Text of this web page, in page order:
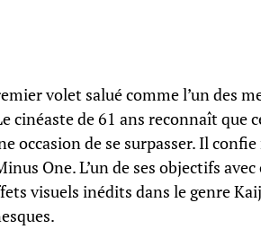
volet salué comme l’un des
de 61 ans reconnaît que
occasion de se surpasser. Il
One. L’un de ses objectifs
visuels inédits dans le genre